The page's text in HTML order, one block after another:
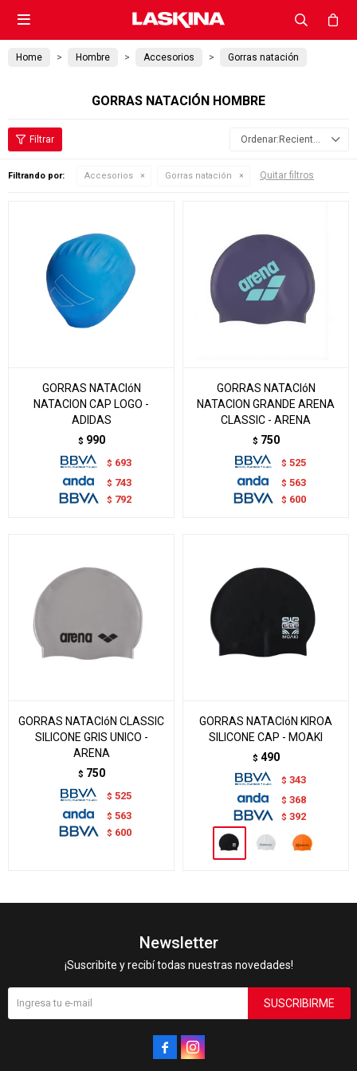

Home Hombre Accesorios Gorras natación
GORRAS NATACIÓN HOMBRE
Recientes
Filtrando por: Accesorios Gorras natación Quitar filtros
GORRAS NATACIóN
NATACION CAP LOGO -
ADIDAS
$ 990
$ 693
$ 743
$ 792
GORRAS NATACIóN
NATACION GRANDE ARENA
CLASSIC - ARENA
$ 750
$ 525
$ 563
$ 600
GORRAS NATACIóN CLASSIC
SILICONE GRIS UNICO -
ARENA
$ 750
$ 525
$ 563
$ 600
GORRAS NATACIóN KIROA
SILICONE CAP - MOAKI
$ 490
$ 343
$ 368
$ 392
Newsletter
¡Suscribite y recibí todas nuestras novedades!
SUSCRIBIRME
 